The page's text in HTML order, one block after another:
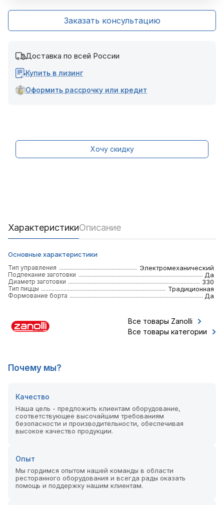
Заказать консультацию
Доставка по всей России
Купить в лизинг
Оформить рассрочку или кредит
Хочу скидку
ХарактеристикиОписание
Основные характеристики
Тип управления Электромеханический
Подпекание заготовки Да
Диаметр заготовки 330
Тип пиццы Традиционная
Формование борта Да
Все товары Zanolli
Все товары категории
Почему мы?
Качество
Наша цель - предложить клиентам оборудование,
соответствующее высочайшим требованиям
безопасности и производительности, обеспечивая
высокое качество продукции.
Опыт
Мы гордимся опытом нашей команды в области
ресторанного оборудования и всегда рады оказать
помощь и поддержку нашим клиентам.